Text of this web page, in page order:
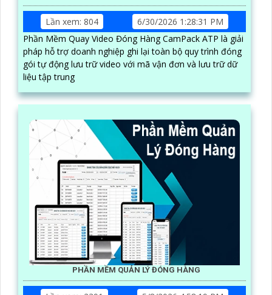
Lần xem: 804
6/30/2026 1:28:31 PM
Phần Mềm Quay Video Đóng Hàng CamPack ATP là giải
pháp hỗ trợ doanh nghiệp ghi lại toàn bộ quy trình đóng
gói tự động lưu trữ video với mã vận đơn và lưu trữ dữ
liệu tập trung
PHẦN MỀM QUẢN LÝ ĐÓNG HÀNG